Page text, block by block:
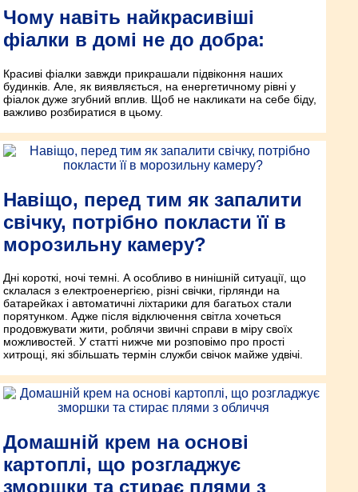
Чому навіть найкрасивіші
фіалки в домі не до добра:
Красиві фіалки завжди прикрашали підвіконня наших
будинків. Але, як виявляється, на енергетичному рівні у
фіалок дуже згубний вплив. Щоб не накликати на себе біду,
важливо розбиратися в цьому.
Навіщо, перед тим як запалити
свічку, потрібно покласти її в
морозильну камеру?
Дні короткі, ночі темні. А особливо в нинішній ситуації, що
склалася з електроенергією, різні свічки, гірлянди на
батарейках і автоматичні ліхтарики для багатьох стали
порятунком. Адже після відключення світла хочеться
продовжувати жити, роблячи звичні справи в міру своїх
можливостей. У статті нижче ми розповімо про прості
хитрощі, які збільшать термін служби свічок майже удвічі.
Домашній крем на основі
картоплі, що розгладжує
зморшки та стирає плями з